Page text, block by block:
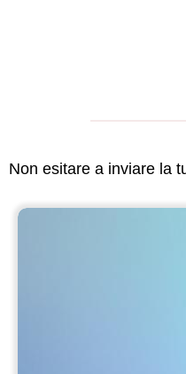
Non esitare a inviare la